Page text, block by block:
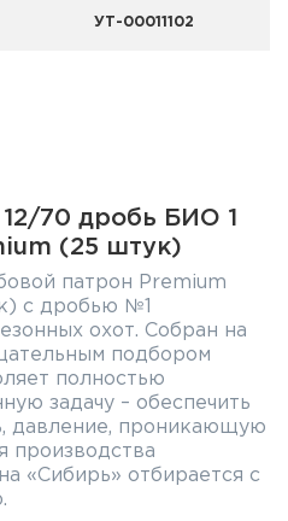
УТ-00011102
70 дробь БИО 1
(25 штук)
патрон Premium
с дробью №1
охот. Собран на
подбором
полностью
задачу – обеспечить
давление, проникающую
производства
«Сибирь» отбирается с